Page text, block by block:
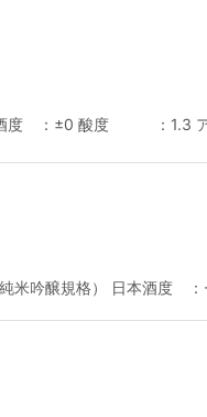
度 ：±0 酸度 ：1.3
米吟醸規格） 日本酒度